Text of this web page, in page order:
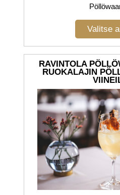
RAVINTOLA
RUOKALAJIN